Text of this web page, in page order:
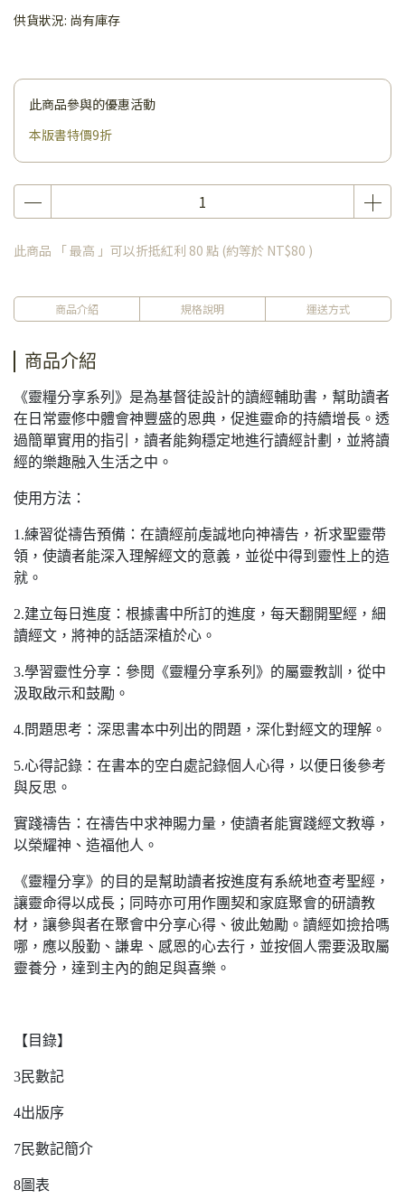
供貨狀況: 尚有庫存
此商品參與的優惠活動
本版書特價9折
此商品 「 最高 」可以折抵紅利 80 點 (約等於 NT$80 )
商品介紹 規格說明 運送方式
商品介紹
《靈糧分享系列》是為基督徒設計的讀經輔助書，幫助讀者
在日常靈修中體會神豐盛的恩典，促進靈命的持續增長。透
過簡單實用的指引，讀者能夠穩定地進行讀經計劃，並將讀
經的樂趣融入生活之中。
使用方法：
1.練習從禱告預備：在讀經前虔誠地向神禱告，祈求聖靈帶
領，使讀者能深入理解經文的意義，並從中得到靈性上的造
就。
2.建立每日進度：根據書中所訂的進度，每天翻開聖經，細
讀經文，將神的話語深植於心。
3.學習靈性分享：參閱《靈糧分享系列》的屬靈教訓，從中
汲取啟示和鼓勵。
4.問題思考：深思書本中列出的問題，深化對經文的理解。
5.心得記錄：在書本的空白處記錄個人心得，以便日後參考
與反思。
實踐禱告：在禱告中求神賜力量，使讀者能實踐經文教導，
以榮耀神、造福他人。
《靈糧分享》的目的是幫助讀者按進度有系統地查考聖經，
讓靈命得以成長；同時亦可用作團契和家庭聚會的研讀教
材，讓參與者在聚會中分享心得、彼此勉勵。讀經如撿拾嗎
哪，應以殷勤、謙卑、感恩的心去行，並按個人需要汲取屬
靈養分，達到主內的飽足與喜樂。
【目錄】
3民數記
4出版序
7民數記簡介
8圖表